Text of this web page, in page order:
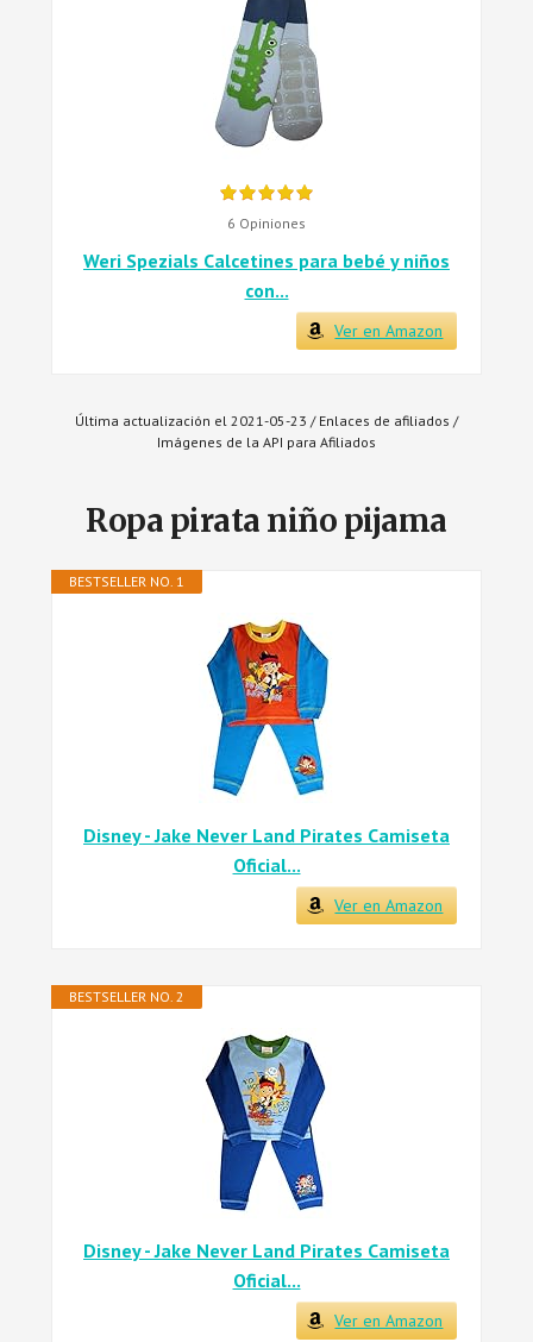
6 Opiniones
Weri Spezials Calcetines para bebé y niños
con...
Ver en Amazon
Última actualización el 2021-05-23 / Enlaces de afiliados /
Imágenes de la API para Afiliados
Ropa pirata niño pijama
BESTSELLER NO. 1
Disney - Jake Never Land Pirates Camiseta
Oficial...
Ver en Amazon
BESTSELLER NO. 2
Disney - Jake Never Land Pirates Camiseta
Oficial...
Ver en Amazon